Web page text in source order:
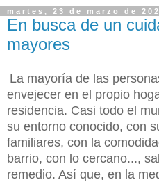
martes, 23 de marzo de
En busca de un
mayores
La mayoría de las
envejecer en el propio
residencia. Casi todo el
su entorno conocido, con
familiares, con la
barrio, con lo cercano...,
remedio. Así que, en la